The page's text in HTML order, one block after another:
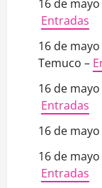
16 de mayo
Entradas
16 de mayo
Temuco –
16 de mayo
Entradas
16 de mayo
16 de mayo
Entradas